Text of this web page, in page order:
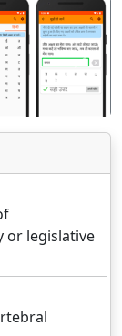
or legislative